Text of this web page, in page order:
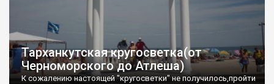
Тарханкутская кругосветка(от
Черноморского до Атлеша)
К сожалению настоящей "кругосветки" не получилось,пройти